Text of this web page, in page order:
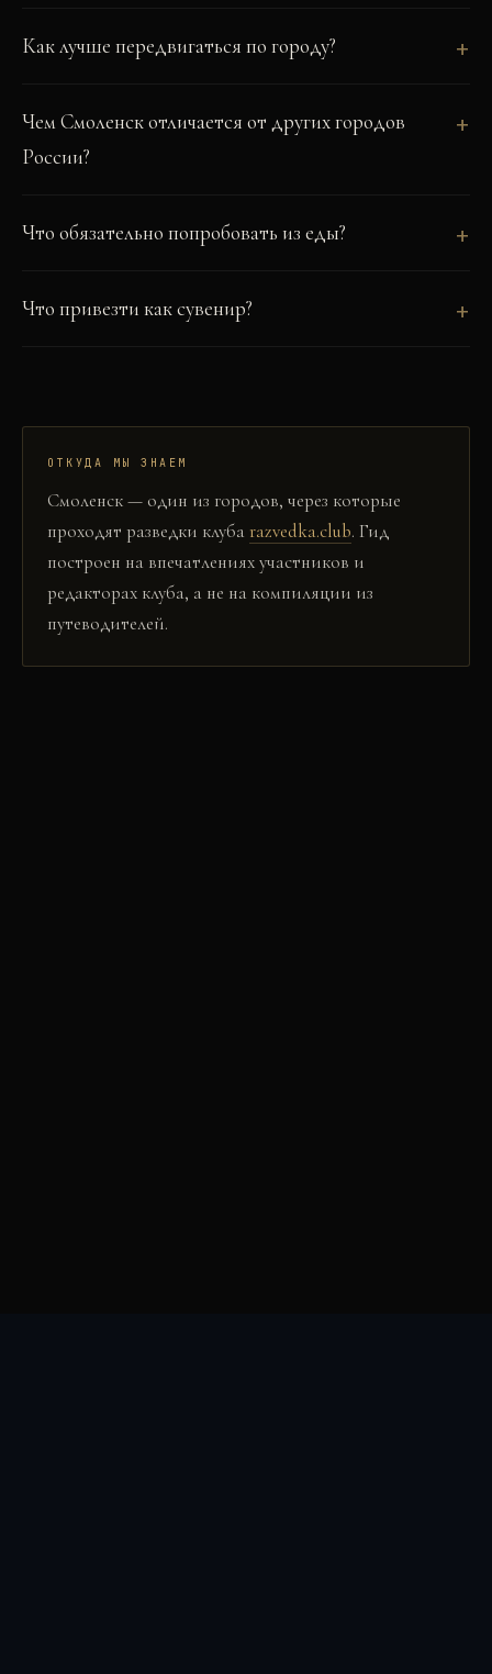
Как лучше передвигаться по городу?
Чем Смоленск отличается от других городов
России?
Что обязательно попробовать из еды?
Что привезти как сувенир?
ОТКУДА МЫ ЗНАЕМ
Смоленск— один из городов, через которые
проходят разведки клуба razvedka.club. Гид
построен на впечатлениях участников и
редакторах клуба, а не на компиляции из
путеводителей.